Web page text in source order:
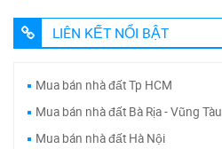
LIÊN KẾT NỔI BẬT
Mua bán nhà đất Tp HCM
Mua bán nhà đất Bà Rịa - Vũng Tàu
Mua bán nhà đất Hà Nội